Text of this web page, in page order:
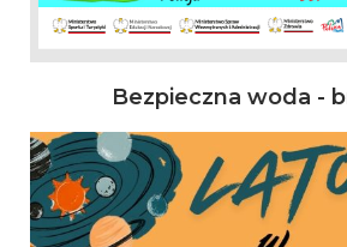
Bezpieczna woda -